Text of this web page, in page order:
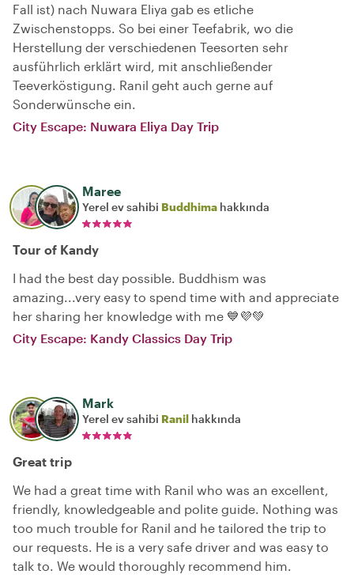
Fall ist) nach Nuwara Eliya gab es etliche
Zwischenstopps. So bei einer Teefabrik, wo die
Herstellung der verschiedenen Teesorten sehr
ausführlich erklärt wird, mit anschließender
Teeverköstigung. Ranil geht auch gerne auf
Sonderwünsche ein.
City Escape: Nuwara Eliya Day Trip
Maree
Yerel ev sahibi Buddhima hakkında
Tour of Kandy
I had the best day possible. Buddhism was
amazing...very easy to spend time with and appreciate
her sharing her knowledge with me 💙💜💚
City Escape: Kandy Classics Day Trip
Mark
Yerel ev sahibi Ranil hakkında
Great trip
We had a great time with Ranil who was an excellent,
friendly, knowledgeable and polite guide. Nothing was
too much trouble for Ranil and he tailored the trip to
our requests. He is a very safe driver and was easy to
talk to. We would thoroughly recommend him.